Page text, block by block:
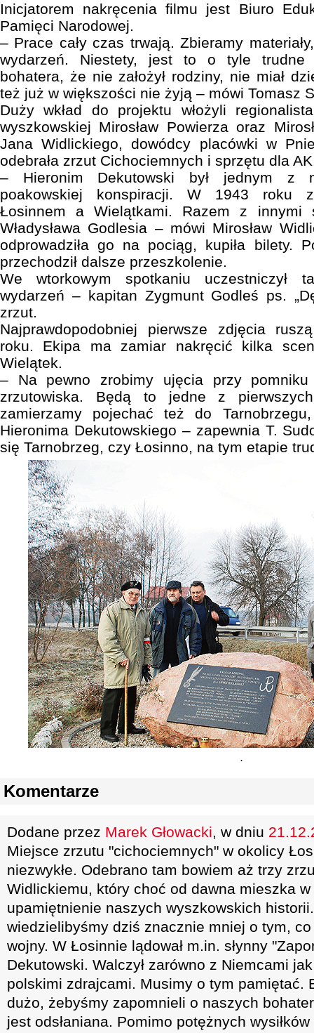
Inicjatorem nakręcenia filmu jest Biuro
Pamięci Narodowej.
– Prace cały czas trwają. Zbieramy
wydarzeń. Niestety, jest to o tyle trudne
bohatera, że nie założył rodziny, nie miał
też już w większości nie żyją – mówi Tomasz
Duży wkład do projektu włożyli
wyszkowskiej Mirosław Powierza oraz
Jana Widlickiego, dowódcy placówki w
odebrała zrzut Cichociemnych i sprzętu dla
– Hieronim Dekutowski był jednym z
poakowskiej konspiracji. W 1943 roku
Łosinnem a Wielątkami. Razem z innymi
Władysława Godlesia – mówi Mirosław
odprowadziła go na pociąg, kupiła bilety.
przechodził dalsze przeszkolenie.
We wtorkowym spotkaniu uczestniczył
wydarzeń – kapitan Zygmunt Godleś ps.
zrzut.
Najprawdopodobniej pierwsze zdjęcia
roku. Ekipa ma zamiar nakręcić kilka
Wielątek.
– Na pewno zrobimy ujęcia przy
zrzutowiska. Będą to jedne z
zamierzamy pojechać też do
Hieronima Dekutowskiego – zapewnia T.
się Tarnobrzeg, czy Łosinno, na tym etapie
.
Komentarze
Dodane przez Marek Głowacki, w dniu
Miejsce zrzutu "cichociemnych" w okolicy
niezwykłe. Odebrano tam bowiem aż trzy
Widlickiemu, który choć od dawna mieszka
upamiętnienie naszych wyszkowskich
wiedzielibyśmy dziś znacznie mniej o tym, co
wojny. W Łosinnie lądował m.in. słynny
Dekutowski. Walczył zarówno z Niemcami
polskimi zdrajcami. Musimy o tym pamiętać.
dużo, żebyśmy zapomnieli o naszych
jest odsłaniana. Pomimo potężnych